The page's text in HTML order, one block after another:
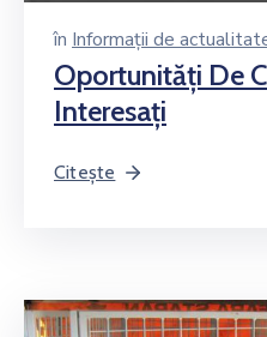
în Informații de
Oportunităţi De
Interesaţi
Citește